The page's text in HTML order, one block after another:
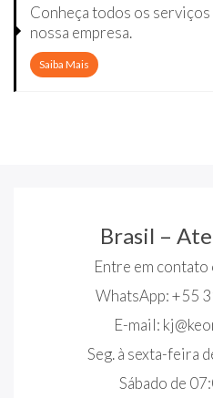
Conheça todos os
nossa empresa.
Saiba Mais
Brasil –
Entre em contato
WhatsApp: +55
E-mail:
Seg. à sexta-feira
Sábado de